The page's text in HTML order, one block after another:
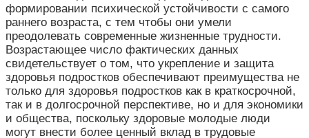
формировании психической устойчивости с самого
раннего возраста, с тем чтобы они умели
преодолевать современные жизненные трудности.
Возрастающее число фактических данных
свидетельствует о том, что укрепление и защита
здоровья подростков обеспечивают преимущества не
только для здоровья подростков как в краткосрочной,
так и в долгосрочной перспективе, но и для экономики
и общества, поскольку здоровые молодые люди
могут внести более ценный вклад в трудовые